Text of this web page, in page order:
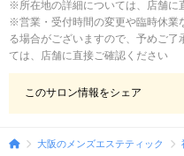
※所在地の詳細については、店舗に
※営業・受付時間の変更や臨時休業
る場合がございますので、予めご
ては、店舗に直接ご確認ください
このサロン情報をシェア
大阪のメンズエステティック